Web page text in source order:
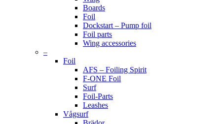
Boards
Foil
Dockstart – Pump foil
Foil parts
Wing accessories
–
Foil
AFS – Foiling Spirit
F-ONE Foil
Surf
Foil-Parts
Leashes
Vågsurf